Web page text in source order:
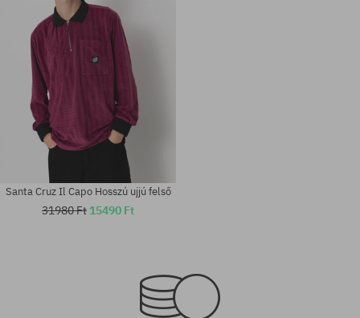
XL
Santa Cruz Il Capo Hosszú ujjú felső
31980 Ft 15490 Ft